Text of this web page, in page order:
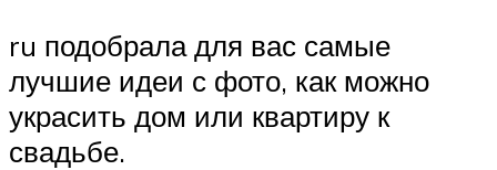
ru подобрала для вас самые
лучшие идеи с фото, как можно
украсить дом или квартиру к
свадьбе.